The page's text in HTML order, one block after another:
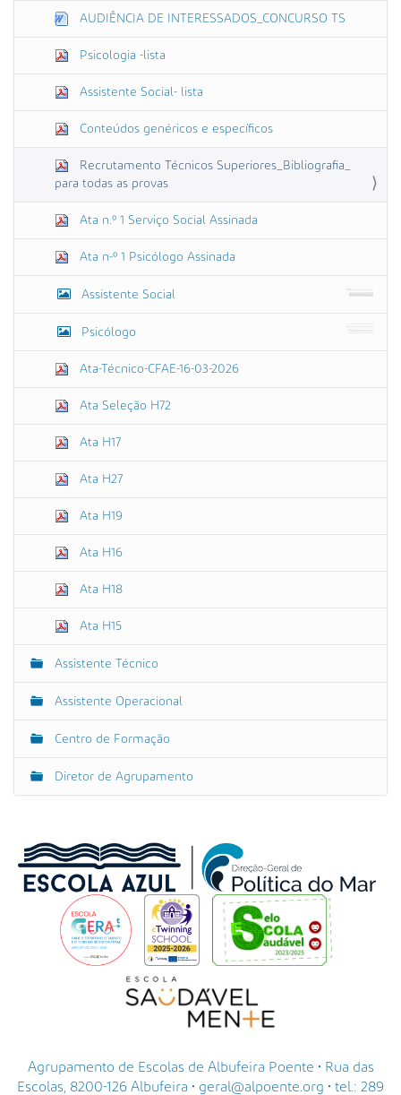
AUDIÊNCIA DE INTERESSADOS_CONCURSO TS
Psicologia -lista
Assistente Social- lista
Conteúdos genéricos e específicos
Recrutamento Técnicos Superiores_Bibliografia_
para todas as provas
Ata n.º 1 Serviço Social Assinada
Ata n-º 1 Psicólogo Assinada
Assistente Social
Psicólogo
Ata-Técnico-CFAE-16-03-2026
Ata Seleção H72
Ata H17
Ata H27
Ata H19
Ata H16
Ata H18
Ata H15
Assistente Técnico
Assistente Operacional
Centro de Formação
Diretor de Agrupamento
Agrupamento de Escolas de Albufeira Poente • Rua das
Escolas, 8200-126 Albufeira • geral@alpoente.org • tel.: 289